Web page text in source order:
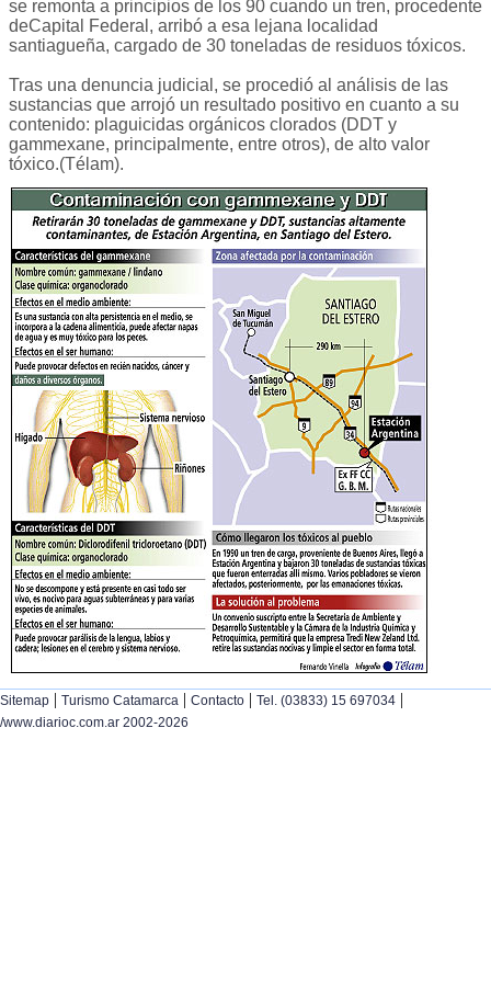
se remonta a principios de los 90 cuando un tren, procedente
deCapital Federal, arribó a esa lejana localidad
santiagueña, cargado de 30 toneladas de residuos tóxicos.
Tras una denuncia judicial, se procedió al análisis de las
sustancias que arrojó un resultado positivo en cuanto a su
contenido: plaguicidas orgánicos clorados (DDT y
gammexane, principalmente, entre otros), de alto valor
tóxico.(Télam).
Sitemap | Turismo Catamarca | Contacto | Tel. (03833) 15 697034 |
/www.diarioc.com.ar 2002-2026